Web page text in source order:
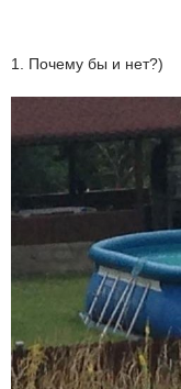
1. Почему бы и нет?)